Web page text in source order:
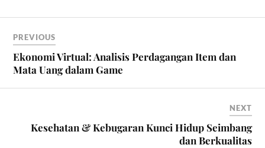
PREVIOUS
Ekonomi Virtual: Analisis Perdagangan Item dan
Mata Uang dalam Game
NEXT
Kesehatan & Kebugaran Kunci Hidup Seimbang
dan Berkualitas